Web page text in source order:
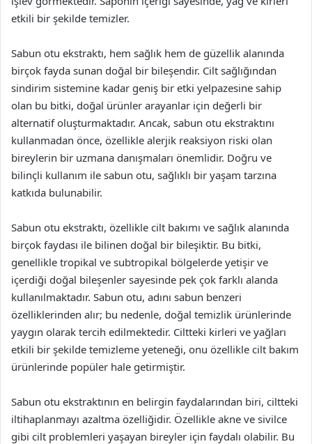
etkili bir şekilde temizler.
Sabun otu ekstraktı, hem sağlık hem de güzellik alanında
birçok fayda sunan doğal bir bileşendir. Cilt sağlığından
sindirim sistemine kadar geniş bir etki yelpazesine sahip
olan bu bitki, doğal ürünler arayanlar için değerli bir
alternatif oluşturmaktadır. Ancak, sabun otu ekstraktını
kullanmadan önce, özellikle alerjik reaksiyon riski olan
bireylerin bir uzmana danışmaları önemlidir. Doğru ve
bilinçli kullanım ile sabun otu, sağlıklı bir yaşam tarzına
katkıda bulunabilir.
Sabun otu ekstraktı, özellikle cilt bakımı ve sağlık alanında
birçok faydası ile bilinen doğal bir bileşiktir. Bu bitki,
genellikle tropikal ve subtropikal bölgelerde yetişir ve
içerdiği doğal bileşenler sayesinde pek çok farklı alanda
kullanılmaktadır. Sabun otu, adını sabun benzeri
özelliklerinden alır; bu nedenle, doğal temizlik ürünlerinde
yaygın olarak tercih edilmektedir. Ciltteki kirleri ve yağları
etkili bir şekilde temizleme yeteneği, onu özellikle cilt bakım
ürünlerinde popüler hale getirmiştir.
Sabun otu ekstraktının en belirgin faydalarından biri, ciltteki
iltihaplanmayı azaltma özelliğidir. Özellikle akne ve sivilce
gibi cilt problemleri yaşayan bireyler için faydalı olabilir. Bu